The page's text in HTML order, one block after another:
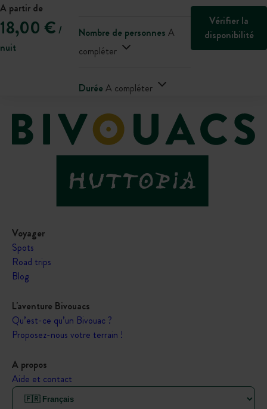
A partir de
18,00 € /
nuit
Nombre de personnes A
compléter
DuréeA compléter
Vérifier la
disponibilité
Voyager
Spots
Road trips
Blog
L'aventure Bivouacs
Qu’est-ce qu’un Bivouac ?
Proposez-nous votre terrain !
A propos
Aide et contact